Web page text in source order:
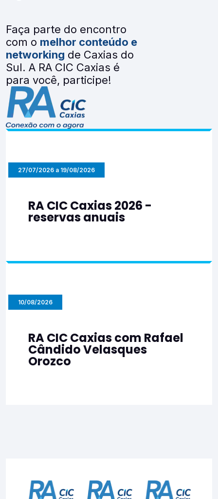
Faça parte do encontro
com o melhor conteúdo e
networking de Caxias do
Sul. A RA CIC Caxias é
para você, participe!
27/07/2026 a 19/08/2026
RA CIC Caxias 2026 -
reservas anuais
10/08/2026
RA CIC Caxias com Rafael
Cândido Velasques
Orozco